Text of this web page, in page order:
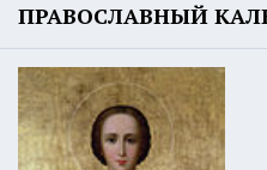
ПРАВОСЛАВНЫЙ